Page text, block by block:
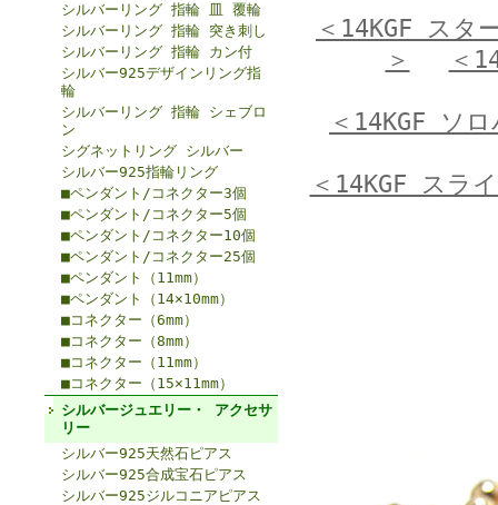
シルバーリング 指輪 皿 覆輪
シルバーリング 指輪 突き刺し
シルバーリング 指輪 カン付
シルバー925デザインリング指
輪
シルバーリング 指輪 シェブロ
ン
シグネットリング シルバー
シルバー925指輪リング
■ペンダント/コネクター3個
■ペンダント/コネクター5個
■ペンダント/コネクター10個
■ペンダント/コネクター25個
■ペンダント（11mm）
■ペンダント（14×10mm）
■コネクター（6mm）
■コネクター（8mm）
■コネクター（11mm）
■コネクター（15×11mm）
シルバージュエリー・ アクセサ
リー
シルバー925天然石ピアス
シルバー925合成宝石ピアス
シルバー925ジルコニアピアス
＜14KGF スタ
＞
＜
＜14KGF ソ
＜14KGF スラ